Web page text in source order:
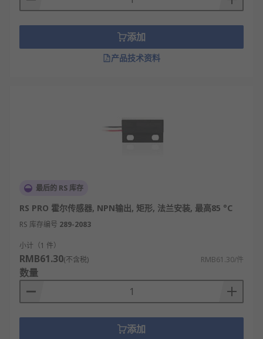
添加
产品技术资料
最后的 RS 库存
RS PRO 霍尔传感器, NPN输出, 矩形, 法兰安装, 最高85 °C
RS 库存编号 289-2083
小计（1 件）
RMB61.30(不含税) RMB61.30/件
数量
添加